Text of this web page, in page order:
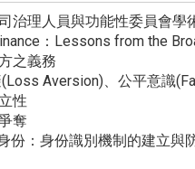
治理人員與功能性委員會學
：Lessons from the
之義務
Aversion)、公平意識
性
奪
份：身份識別機制的建立與